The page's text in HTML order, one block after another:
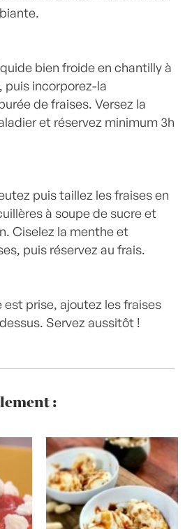
bien froide en chantilly à
puis incorporez-la
de fraises. Versez la
et réservez minimum 3h
puis taillez les fraises en
à soupe de sucre et
Ciselez la menthe et
puis réservez au frais.
est prise, ajoutez les fraises
Servez aussitôt !
: